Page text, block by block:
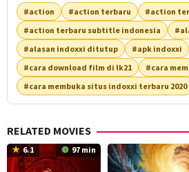
#action #action terbaru
#action
#action terbaru subtitle indonesia
#alasan indoxxi ditutup
#apk indoxxi
#cara download film di lk21
#cara
#cara membuka situs indoxxi terbaru 2020
RELATED MOVIES
6.1 97 min